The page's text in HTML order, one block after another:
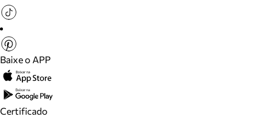
Baixe o APP
Certificado